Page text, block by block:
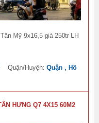
Mỹ 9x16,5 giá 250tr LH
Quận/Huyện:Quận , Hồ
HƯNG Q7 4X15 60M2